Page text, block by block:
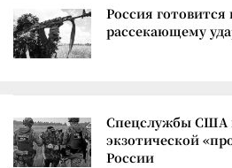
Россия готовится
рассекающему
Спецслужбы США
экзотической
России